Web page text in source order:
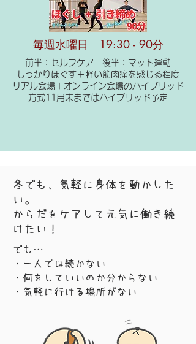
毎週水曜日 19:30 - 90分
前半：セルフケア 後半：マット運動
​しっかりほぐす＋軽い筋肉痛を感じる程度
リアル会場＋オンライン会場のハイブリッド
方式​11月末まではハイブリッド予定
冬でも、気軽に身体を動かした
い。
​からだをケアして元気に働き続
けたい！
でも…
・一人では続かない
・何をしていいのか分からない
・気軽に行ける場所がない